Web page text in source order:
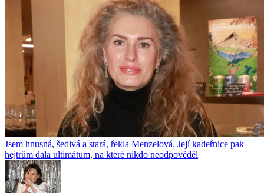
Jsem hnusná, šedivá a stará, řekla Menzelová. Její kadeřnice pak
hejtrům dala ultimátum, na které nikdo neodpověděl